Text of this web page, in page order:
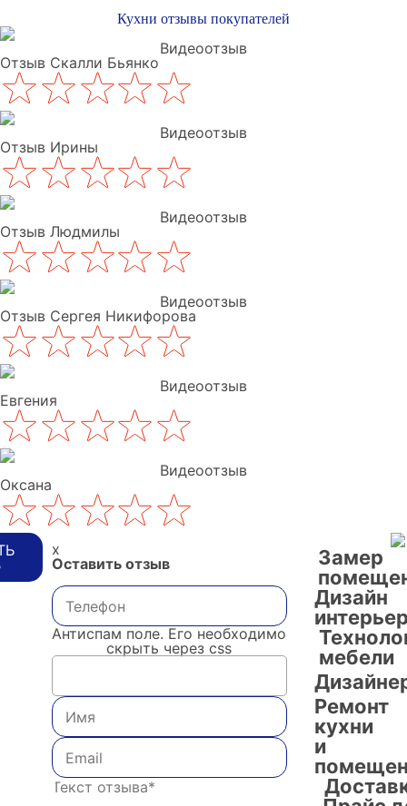
Кухни отзывы покупателей
Видеоотзыв
Отзыв Скалли Бьянко
Видеоотзыв
Отзыв Ирины
Видеоотзыв
Отзыв Людмилы
Видеоотзыв
Отзыв Сергея Никифорова
Видеоотзыв
Евгения
Видеоотзыв
Оксана
x
Оставить отзыв
Антиспам поле. Его необходимо
скрыть через css
Замер
Дизайн
мебели
Ремонт
кухни
и